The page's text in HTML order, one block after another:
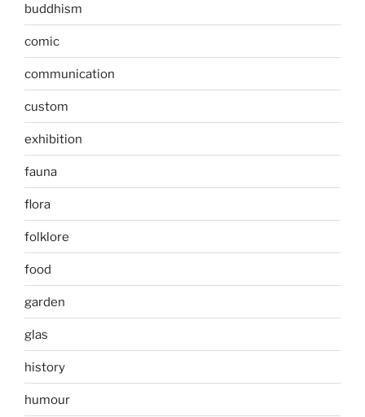
buddhism
comic
communication
custom
exhibition
fauna
flora
folklore
food
garden
glas
history
humour